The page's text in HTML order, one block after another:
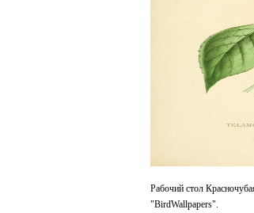
Рабочий стол
"BirdWallpapers".